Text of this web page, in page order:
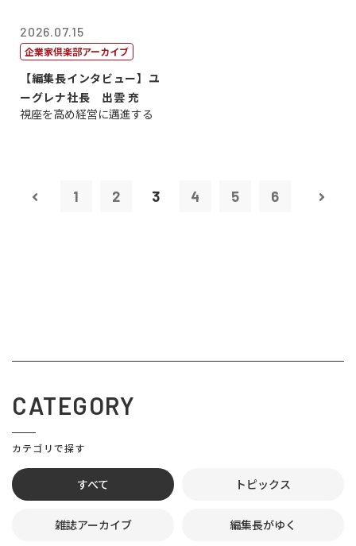
2026.07.15
企業家倶楽部アーカイブ
【編集長インタビュー】ユ
ーグレナ社長 出雲 充
視座を高め経営に邁進する
1 2 3 4 5 6
CATEGORY
カテゴリで探す
すべて トピックス
雑誌アーカイブ 編集長がゆく